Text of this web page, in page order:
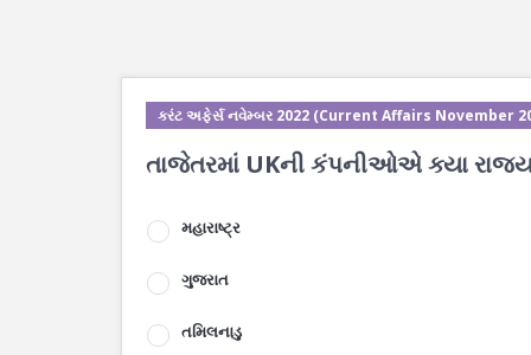
કરંટ અફેર્સ નવેમ્બર 2022 (Current Affairs November
તાજેતરમાં UKની કંપનીઓએ ક્યા
મહારાષ્ટ્ર
ગુજરાત
તમિલનાડુ